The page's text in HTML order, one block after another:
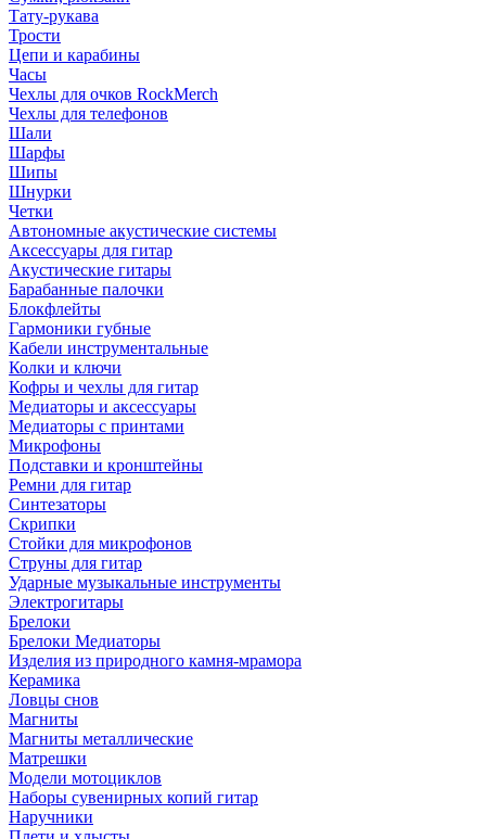
Тату-рукава
Трости
Цепи и карабины
Часы
Чехлы для очков RockMerch
Чехлы для телефонов
Шали
Шарфы
Шипы
Шнурки
Четки
Автономные акустические системы
Аксессуары для гитар
Акустические гитары
Барабанные палочки
Блокфлейты
Гармоники губные
Кабели инструментальные
Колки и ключи
Кофры и чехлы для гитар
Медиаторы и аксессуары
Медиаторы с принтами
Микрофоны
Подставки и кронштейны
Ремни для гитар
Синтезаторы
Скрипки
Стойки для микрофонов
Струны для гитар
Ударные музыкальные инструменты
Электрогитары
Брелоки
Брелоки Медиаторы
Изделия из природного камня-мрамора
Керамика
Ловцы снов
Магниты
Магниты металлические
Матрешки
Модели мотоциклов
Наборы сувенирных копий гитар
Наручники